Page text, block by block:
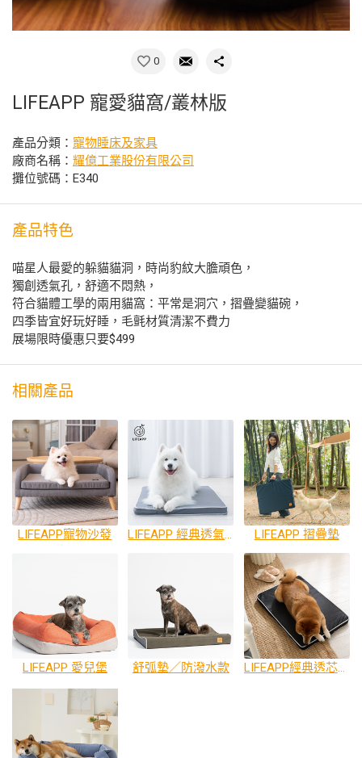
0
LIFEAPP 寵愛貓窩/叢林版
產品分類： 寵物睡床及家具
廠商名稱： 耀億工業股份有限公司
攤位號碼：E340
產品特色
喵星人最愛的躲貓貓洞，時尚豹紋大膽頑色，
獨創透氣孔，舒適不悶熱，
符合貓體工學的兩用貓窩：平常是洞穴，摺疊變貓碗，
四季皆宜好玩好睡，毛氈材質清潔不費力
展場限時優惠只要$499
相關產品
LIFEAPP寵物沙發 LIFEAPP 經典透氣睡墊 LIFEAPP 摺疊墊
LIFEAPP 愛兒堡 舒弧墊／防潑水款 LIFEAPP經典透芯涼睡墊